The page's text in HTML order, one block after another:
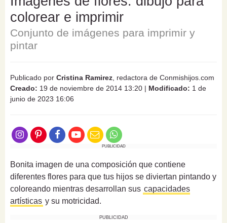
colorear e imprimir
Conjunto de imágenes para imprimir y
pintar
Publicado por Cristina Ramirez , redactora de Conmishijos.com
Creado: 19 de noviembre de 2014 13:20 | Modificado: 1 de
junio de 2023 16:06
PUBLICIDAD
Bonita imagen de una composición que contiene
diferentes flores para que tus hijos se diviertan pintando y
coloreando mientras desarrollan sus capacidades
artísticas y su motricidad.
PUBLICIDAD